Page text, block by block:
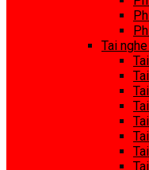
Tai